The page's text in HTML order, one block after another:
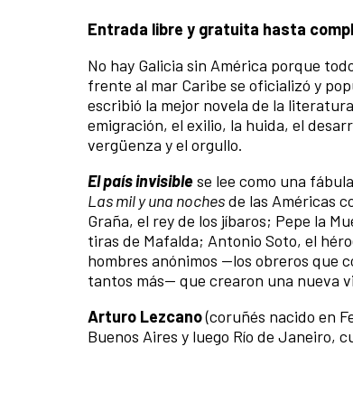
Entrada libre y gratuita hasta
No hay Galicia sin América porque
frente al mar Caribe se oficializó y
escribió la mejor novela de la
emigración, el exilio, la huida, el
vergüenza y el orgullo.
El país invisiblese lee como una
Las mil y una nochesde las Américas
Graña, el rey de los jíbaros; Pepe la
tiras de Mafalda; Antonio Soto, el
hombres anónimos —los obreros que
tantos más— que crearon una nueva
Arturo Lezcano(coruñés nacido en
Buenos Aires y luego Río de Janeiro,